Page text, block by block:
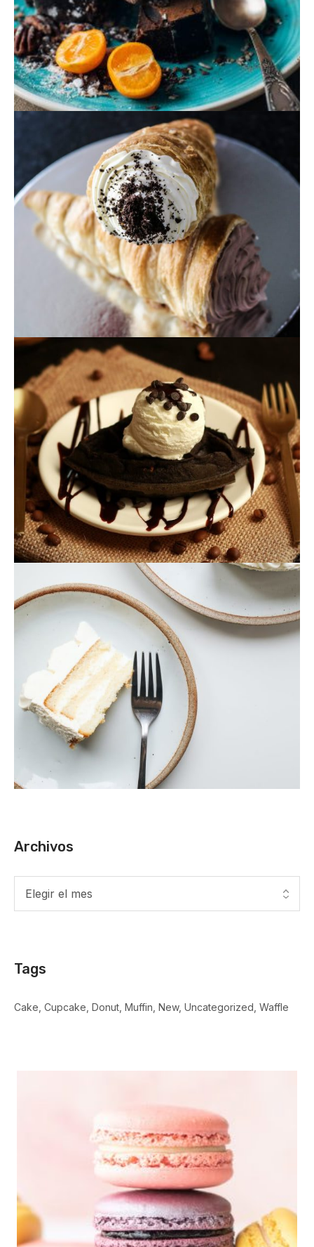
Archivos
Tags
Cake Cupcake Donut Muffin New Uncategorized Waffle